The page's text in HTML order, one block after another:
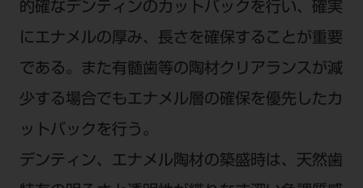
的確なデンティンのカットバックを行い、確実
にエナメルの厚み、長さを確保することが重要
である。また有髄歯等の陶材クリアランスが減
少する場合でもエナメル層の確保を優先したカ
ットバックを行う。
デンティン、エナメル陶材の築盛時は、天然歯